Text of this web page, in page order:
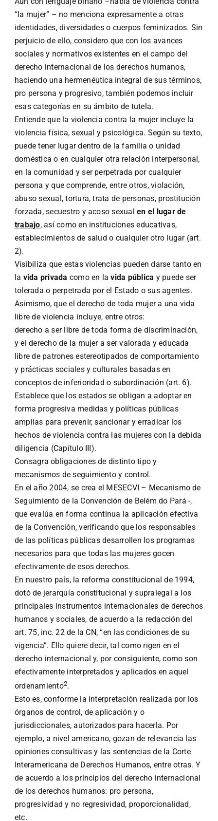
“la mujer” – no menciona expresamente a otras
identidades, diversidades o cuerpos feminizados. Sin
perjuicio de ello, considero que con los avances
sociales y normativos existentes en el campo del
derecho internacional de los derechos humanos,
haciendo una hermenéutica integral de sus términos,
pro persona y progresivo, también podemos incluir
esas categorías en su ámbito de tutela.
Entiende que la violencia contra la mujer incluye la
violencia física, sexual y psicológica. Según su texto,
puede tener lugar dentro de la familia o unidad
doméstica o en cualquier otra relación interpersonal,
en la comunidad y ser perpetrada por cualquier
persona y que comprende, entre otros, violación,
abuso sexual, tortura, trata de personas, prostitución
forzada, secuestro y acoso sexualen el lugar de
trabajo, así como en instituciones educativas,
establecimientos de salud o cualquier otro lugar (art.
2).
Visibiliza que estas violencias pueden darse tanto en
la vida privada como en lavida pública y puede ser
tolerada o perpetrada por el Estado o sus agentes.
Asimismo, que el derecho de toda mujer a una vida
libre de violencia incluye, entre otros:
derecho a ser libre de toda forma de discriminación,
y el derecho de la mujer a ser valorada y educada
libre de patrones estereotipados de comportamiento
y prácticas sociales y culturales basadas en
conceptos de inferioridad o subordinación (art. 6).
Establece que los estados se obligan a adoptar en
forma progresiva medidas y políticas públicas
amplias para prevenir, sancionar y erradicar los
hechos de violencia contra las mujeres con la debida
diligencia (Capítulo III).
Consagra obligaciones de distinto tipo y
mecanismos de seguimiento y control.
En el año 2004, se crea el MESECVI – Mecanismo de
Seguimiento de la Convención de Belém do Pará -,
que evalúa en forma continua la aplicación efectiva
de la Convención, verificando que los responsables
de las políticas públicas desarrollen los programas
necesarios para que todas las mujeres gocen
efectivamente de esos derechos.
En nuestro país, la reforma constitucional de 1994,
dotó de jerarquía constitucional y supralegal a los
principales instrumentos internacionales de derechos
humanos y sociales, de acuerdo a la redacción del
art. 75, inc. 22 de la CN, “en las condiciones de su
vigencia”. Ello quiere decir, tal como rigen en el
derecho internacional y, por consiguiente, como son
efectivamente interpretados y aplicados en aquel
ordenamiento2.
Esto es, conforme la interpretación realizada por los
órganos de control, de aplicación y o
jurisdiccionales, autorizados para hacerla. Por
ejemplo, a nivel americano, gozan de relevancia las
opiniones consultivas y las sentencias de la Corte
Interamericana de Derechos Humanos, entre otras. Y
de acuerdo a los principios del derecho internacional
de los derechos humanos: pro persona,
progresividad y no regresividad, proporcionalidad,
etc.